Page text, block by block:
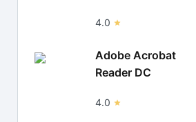
4.0
Adobe Acrobat
Reader DC
4.0